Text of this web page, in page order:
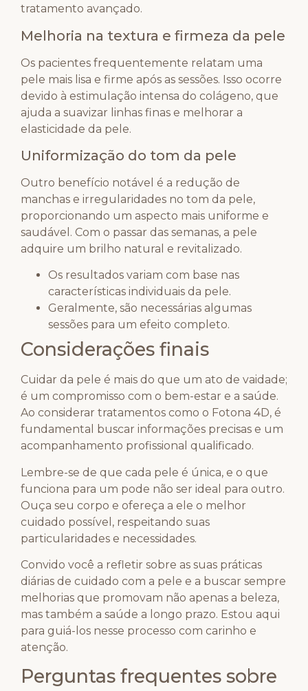
tratamento avançado.
Melhoria na textura e firmeza da pele
Os pacientes frequentemente relatam uma
pele mais lisa e firme após as sessões. Isso ocorre
devido à estimulação intensa do colágeno, que
ajuda a suavizar linhas finas e melhorar a
elasticidade da pele.
Uniformização do tom da pele
Outro benefício notável é a redução de
manchas e irregularidades no tom da pele,
proporcionando um aspecto mais uniforme e
saudável. Com o passar das semanas, a pele
adquire um brilho natural e revitalizado.
Os resultados variam com base nas
características individuais da pele.
Geralmente, são necessárias algumas
sessões para um efeito completo.
Considerações finais
Cuidar da pele é mais do que um ato de vaidade;
é um compromisso com o bem-estar e a saúde.
Ao considerar tratamentos como o Fotona 4D, é
fundamental buscar informações precisas e um
acompanhamento profissional qualificado.
Lembre-se de que cada pele é única, e o que
funciona para um pode não ser ideal para outro.
Ouça seu corpo e ofereça a ele o melhor
cuidado possível, respeitando suas
particularidades e necessidades.
Convido você a refletir sobre as suas práticas
diárias de cuidado com a pele e a buscar sempre
melhorias que promovam não apenas a beleza,
mas também a saúde a longo prazo. Estou aqui
para guiá-los nesse processo com carinho e
atenção.
Perguntas frequentes sobre